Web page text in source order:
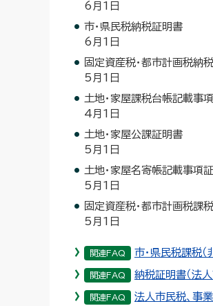
6月1日
市・県民税納税証明書
6月1日
固定資産税・都市計画税納
5月1日
土地・家屋課税台帳記載事
4月1日
土地・家屋公課証明書
5月1日
土地・家屋名寄帳記載事項
5月1日
固定資産税・都市計画税課
5月1日
関連FAQ 市・県民税課税（
関連FAQ 納税証明書（法
関連FAQ 法人市民税、事